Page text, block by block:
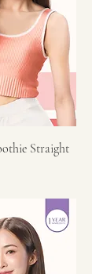
Straight